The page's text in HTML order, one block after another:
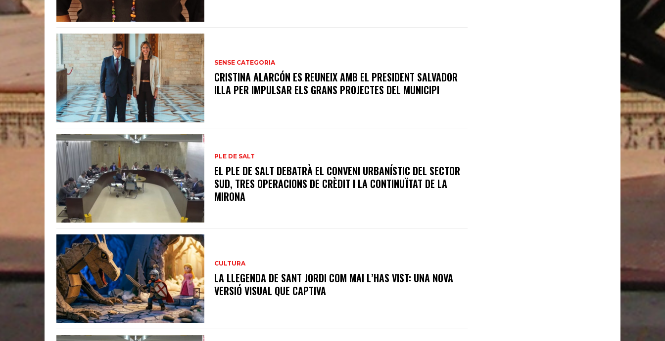
SENSE CATEGORIA
CRISTINA ALARCÓN ES REUNEIX AMB EL PRESIDENT SALVADOR
ILLA PER IMPULSAR ELS GRANS PROJECTES DEL MUNICIPI
PLE DE SALT
EL PLE DE SALT DEBATRÀ EL CONVENI URBANÍSTIC DEL SECTOR
SUD, TRES OPERACIONS DE CRÈDIT I LA CONTINUÏTAT DE LA
MIRONA
CULTURA
LA LLEGENDA DE SANT JORDI COM MAI L’HAS VIST: UNA NOVA
VERSIÓ VISUAL QUE CAPTIVA